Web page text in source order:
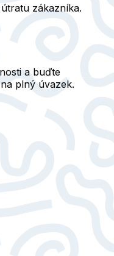
zákazníka.
a buďte
plný úvazek.